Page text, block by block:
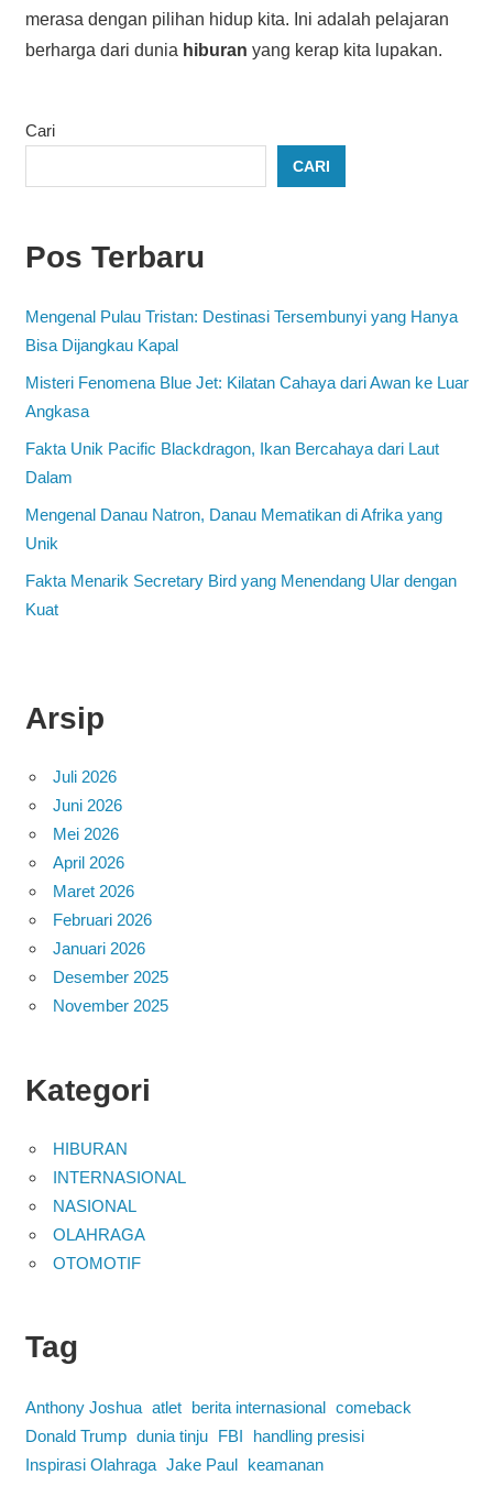
merasa dengan pilihan hidup kita. Ini adalah pelajaran
berharga dari dunia hiburan yang kerap kita lupakan.
Cari
CARI
Pos Terbaru
Mengenal Pulau Tristan: Destinasi Tersembunyi yang Hanya
Bisa Dijangkau Kapal
Misteri Fenomena Blue Jet: Kilatan Cahaya dari Awan ke Luar
Angkasa
Fakta Unik Pacific Blackdragon, Ikan Bercahaya dari Laut
Dalam
Mengenal Danau Natron, Danau Mematikan di Afrika yang
Unik
Fakta Menarik Secretary Bird yang Menendang Ular dengan
Kuat
Arsip
Juli 2026
Juni 2026
Mei 2026
April 2026
Maret 2026
Februari 2026
Januari 2026
Desember 2025
November 2025
Kategori
HIBURAN
INTERNASIONAL
NASIONAL
OLAHRAGA
OTOMOTIF
Tag
Anthony Joshua atlet berita internasional comeback
Donald Trump dunia tinju FBI
handling presisi
Inspirasi Olahraga Jake Paul
keamanan